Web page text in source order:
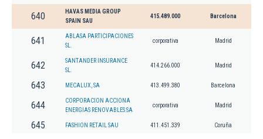
640
HAVAS MEDIA GROUP
SPAIN SAU
415.489.000 Barcelona
641
ABLASA PARTICIPACIONES
SL.
corporativa Madrid
642
SANTANDER INSURANCE
SL.
414.266.000 Madrid
643 MECALUX, SA 413.499.380 Barcelona
644
CORPORACION ACCIONA
ENERGIAS RENOVABLES SA
corporativa Madrid
645 FASHION RETAIL SAU 411.451.339 Coruña